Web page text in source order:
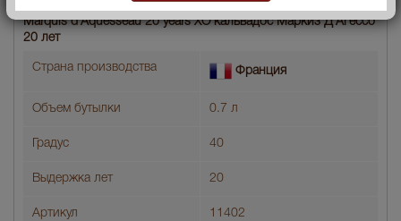
Marquis d`Aquesseau 20 years XO кальвадос Маркиз Д`Агессо
20 лет
Страна производства Франция
Объем бутылки 0.7 л
Градус 40
Выдержка лет 20
Артикул 11402